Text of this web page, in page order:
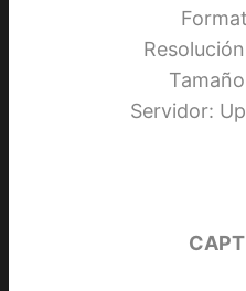
Servidor: